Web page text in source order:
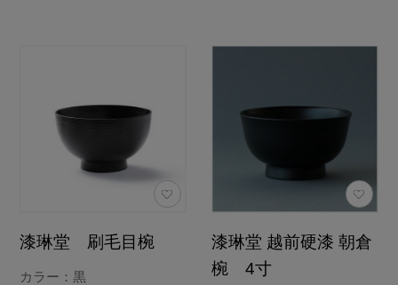
漆琳堂 刷毛目椀
カラー：黒
漆琳堂 越前硬漆 朝倉
椀 4寸